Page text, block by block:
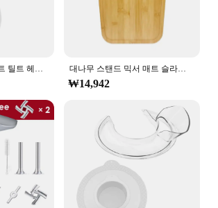
주방 보조용 4.5-5 쿼트 틸트 헤드 스탠드 믹서, 안전한 푸어링 쉴드 및 믹서 볼 커버, 믹서 스플래터 가드 뚜껑 대나무 스탠드 믹서 매트 슬라이더, 주방 보조 4.5-5 Qt 5K45SS 보관 무버 트레이
₩14,942